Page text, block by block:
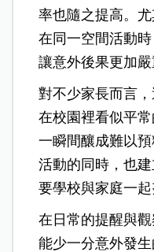
率也隨之提高。
在同一空間活動
讓意外後果更加嚴
對不少家長而言
在校園裡看似平
一瞬間釀成難以
活動的同時，也
要學校與家庭一起
在日常的提醒與
能少一分意外發生